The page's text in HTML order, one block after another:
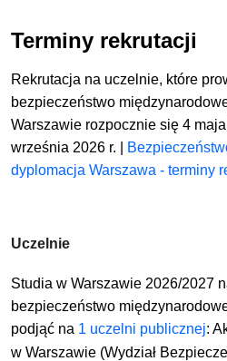
Terminy rekrutacji
Rekrutacja na uczelnie, które
bezpieczeństwo
Warszawie rozpocznie się 4
września 2026 r. |
dyplomacja Warszawa - terminy
Uczelnie
Studia w Warszawie 2026/2027
bezpieczeństwo
podjąć na 1 uczelni publicznej:
w Warszawie (Wydział